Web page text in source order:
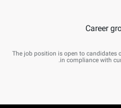
Career
The job position is open to candidates
in compliance with